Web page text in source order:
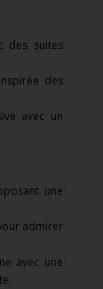
des suites
des
avec un
une
admirer
avec une